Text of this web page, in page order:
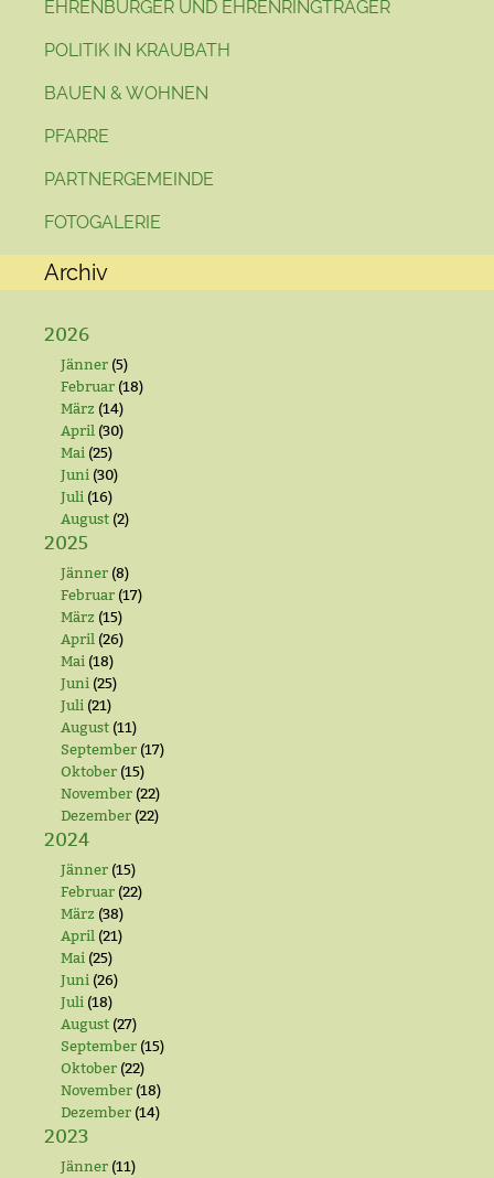
EHRENBÜRGER UND EHRENRINGTRÄGER
POLITIK IN KRAUBATH
BAUEN & WOHNEN
PFARRE
PARTNERGEMEINDE
FOTOGALERIE
Archiv
2026
Jänner (5)
Februar (18)
März (14)
April (30)
Mai (25)
Juni (30)
Juli (16)
August (2)
2025
Jänner (8)
Februar (17)
März (15)
April (26)
Mai (18)
Juni (25)
Juli (21)
August (11)
September (17)
Oktober (15)
November (22)
Dezember (22)
2024
Jänner (15)
Februar (22)
März (38)
April (21)
Mai (25)
Juni (26)
Juli (18)
August (27)
September (15)
Oktober (22)
November (18)
Dezember (14)
2023
Jänner (11)